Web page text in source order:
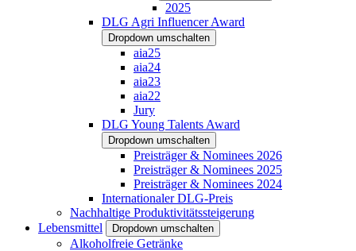
2025
DLG Agri Influencer Award
Dropdown umschalten
aia25
aia24
aia23
aia22
Jury
DLG Young Talents Award
Dropdown umschalten
Preisträger & Nominees 2026
Preisträger & Nominees 2025
Preisträger & Nominees 2024
Internationaler DLG-Preis
Nachhaltige Produktivitätssteigerung
Lebensmittel
Dropdown umschalten
Alkoholfreie Getränke